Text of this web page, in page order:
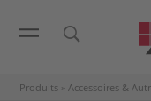
Produits » Accessoires &